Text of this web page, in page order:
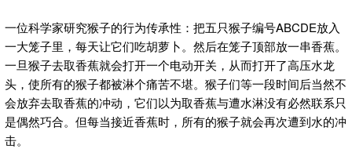
一位科学家研究猴子的行为传承性：把五只猴子编号ABCDE放入
一大笼子里，每天让它们吃胡萝卜。然后在笼子顶部放一串香蕉。
一旦猴子去取香蕉就会打开一个电动开关，从而打开了高压水龙
头，使所有的猴子都被淋个痛苦不堪。猴子们等一段时间后当然不
会放弃去取香蕉的冲动，它们以为取香蕉与遭水淋没有必然联系只
是偶然巧合。但每当接近香蕉时，所有的猴子就会再次遭到水的冲
击。